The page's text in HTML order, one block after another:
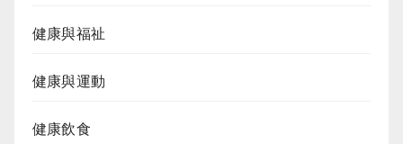
健康與福祉
健康與運動
健康飲食